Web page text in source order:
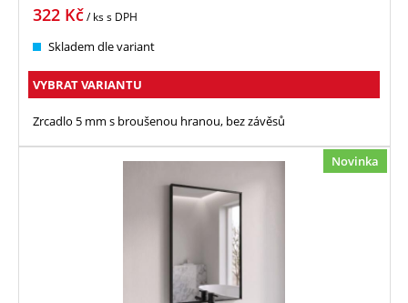
322 Kč/ kss DPH
Skladem dle variant
VYBRAT VARIANTU
Zrcadlo 5 mm s broušenou hranou, bez závěsů
Novinka